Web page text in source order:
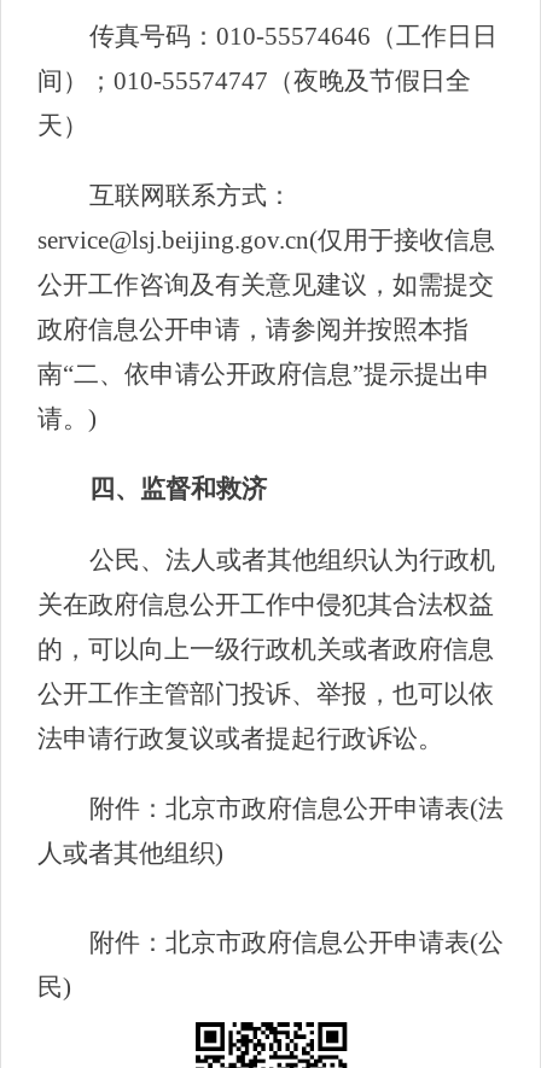
传真号码：010-55574646（工作日日
间）；010-55574747（夜晚及节假日全
天）
互联网联系方式：
service@lsj.beijing.gov.cn(仅用于接收信息
公开工作咨询及有关意见建议，如需提交
政府信息公开申请，请参阅并按照本指
南“二、依申请公开政府信息”提示提出申
请。)
四、监督和救济
公民、法人或者其他组织认为行政机
关在政府信息公开工作中侵犯其合法权益
的，可以向上一级行政机关或者政府信息
公开工作主管部门投诉、举报，也可以依
法申请行政复议或者提起行政诉讼。
附件：北京市政府信息公开申请表(法
人或者其他组织)
附件：北京市政府信息公开申请表(公
民)